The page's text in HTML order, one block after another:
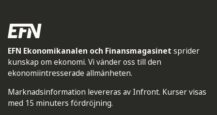
EFN Ekonomikanalen och Finansmagasinet sprider
kunskap om ekonomi. Vi vänder oss till den
ekonomiintresserade allmänheten.
Marknadsinformation levereras av Infront. Kurser visas
med 15 minuters fördröjning.